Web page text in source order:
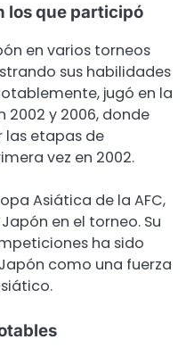
los que participó
en varios torneos
sus habilidades
jugó en la
2002 y 2006, donde
las etapas de
vez en 2002.
Asiática de la AFC,
en el torneo. Su
ha sido
como una fuerza